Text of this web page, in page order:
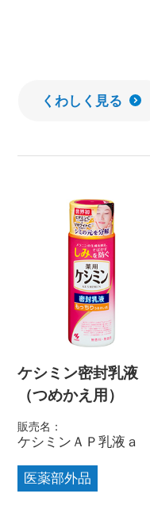
くわしく見る
ケシミン密封乳液
（つめかえ用）
販売名：
ケシミンＡＰ乳液ａ
医薬部外品